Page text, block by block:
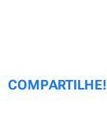
COMPARTILHE!